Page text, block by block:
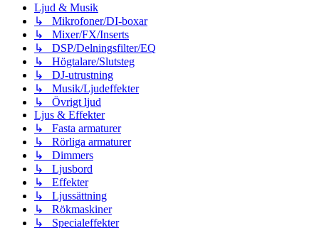
Ljud & Musik
↳ Mikrofoner/DI-boxar
↳ Mixer/FX/Inserts
↳ DSP/Delningsfilter/EQ
↳ Högtalare/Slutsteg
↳ DJ-utrustning
↳ Musik/Ljudeffekter
↳ Övrigt ljud
Ljus & Effekter
↳ Fasta armaturer
↳ Rörliga armaturer
↳ Dimmers
↳ Ljusbord
↳ Effekter
↳ Ljussättning
↳ Rökmaskiner
↳ Specialeffekter